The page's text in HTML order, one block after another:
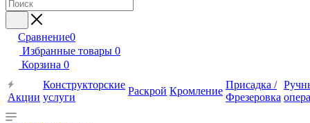
Сравнение0
Избранные товары 0
Корзина 0
Акции
Конструкторские
услуги
Раскрой Кромление
Присадка /
Фрезеровка